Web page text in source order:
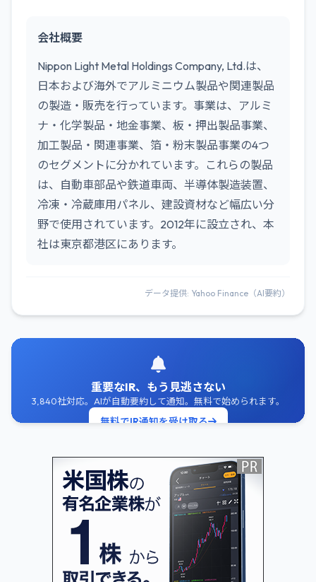
会社概要
Nippon Light Metal Holdings Company, Ltd.は、
日本および海外でアルミニウム製品や関連製品
の製造・販売を行っています。事業は、アルミ
ナ・化学製品・地金事業、板・押出製品事業、
加工製品・関連事業、箔・粉末製品事業の4つ
のセグメントに分かれています。これらの製品
は、自動車部品や鉄道車両、半導体製造装置、
冷凍・冷蔵庫用パネル、建設資材など幅広い分
野で使用されています。2012年に設立され、本
社は東京都港区にあります。
データ提供: Yahoo Finance（AI要約）
重要なIR、もう見逃さない
3,840社対応。AIが自動要約して通知。無料で始められます。
無料でIR通知を受け取る